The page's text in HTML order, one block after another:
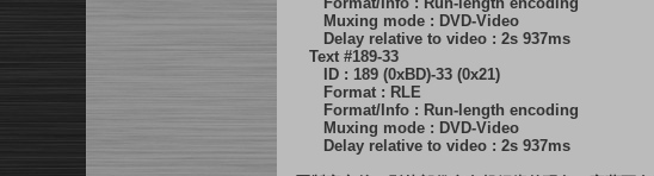
Muxing mode : DVD-Video
Delay relative to video : 2s 937ms
Text #189-33
ID : 189 (0xBD)-33 (0x21)
Format : RLE
Format/Info : Run-length encoding
Muxing mode : DVD-Video
Delay relative to video : 2s 937ms